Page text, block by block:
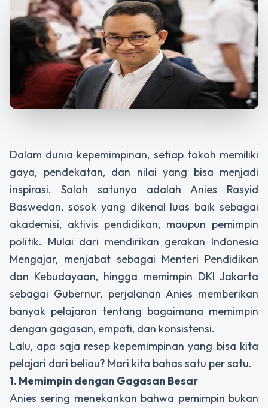
Dalam dunia kepemimpinan, setiap tokoh memiliki
gaya, pendekatan, dan nilai yang bisa menjadi
inspirasi. Salah satunya adalah Anies Rasyid
Baswedan, sosok yang dikenal luas baik sebagai
akademisi, aktivis pendidikan, maupun pemimpin
politik. Mulai dari mendirikan gerakan Indonesia
Mengajar, menjabat sebagai Menteri Pendidikan
dan Kebudayaan, hingga memimpin DKI Jakarta
sebagai Gubernur, perjalanan Anies memberikan
banyak pelajaran tentang bagaimana memimpin
dengan gagasan, empati, dan konsistensi.
Lalu, apa saja resep kepemimpinan yang bisa kita
pelajari dari beliau? Mari kita bahas satu per satu.
1. Memimpin dengan Gagasan Besar
Anies sering menekankan bahwa pemimpin bukan